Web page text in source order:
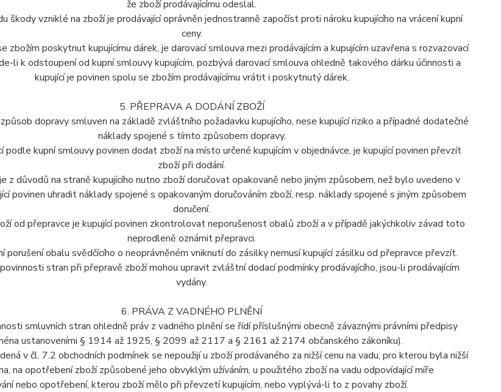
že zboží prodávajícímu odeslal.
škody vzniklé na zboží je prodávající oprávněn jednostranně započíst proti nároku kupujícího na vrácení kupní
ceny.
zbožím poskytnut kupujícímu dárek, je darovací smlouva mezi prodávajícím a kupujícím uzavřena s rozvazovací
li k odstoupení od kupní smlouvy kupujícím, pozbývá darovací smlouva ohledně takového dárku účinnosti a
kupující je povinen spolu se zbožím prodávajícímu vrátit i poskytnutý dárek.
5. PŘEPRAVA A DODÁNÍ ZBOŽÍ
dopravy smluven na základě zvláštního požadavku kupujícího, nese kupující riziko a případné dodatečné
náklady spojené s tímto způsobem dopravy.
podle kupní smlouvy povinen dodat zboží na místo určené kupujícím v objednávce, je kupující povinen převzít
zboží při dodání.
z důvodů na straně kupujícího nutno zboží doručovat opakovaně nebo jiným způsobem, než bylo uvedeno v
povinen uhradit náklady spojené s opakovaným doručováním zboží, resp. náklady spojené s jiným způsobem
doručení.
od přepravce je kupující povinen zkontrolovat neporušenost obalů zboží a v případě jakýchkoliv závad toto
neprodleně oznámit přepravci.
porušení obalu svědčícího o neoprávněném vniknutí do zásilky nemusí kupující zásilku od přepravce převzít.
stran při přepravě zboží mohou upravit zvláštní dodací podmínky prodávajícího, jsou-li prodávajícím
vydány.
6. PRÁVA Z VADNÉHO PLNĚNÍ
smluvních stran ohledně práv z vadného plnění se řídí příslušnými obecně závaznými právními předpisy
ustanoveními § 1914 až 1925, § 2099 až 2117 a § 2161 až 2174 občanského zákoníku).
v čl. 7.2 obchodních podmínek se nepoužijí u zboží prodávaného za nižší cenu na vadu, pro kterou byla nižší
na opotřebení zboží způsobené jeho obvyklým užíváním, u použitého zboží na vadu odpovídající míře
nebo opotřebení, kterou zboží mělo při převzetí kupujícím, nebo vyplývá-li to z povahy zboží.